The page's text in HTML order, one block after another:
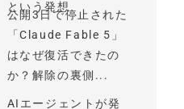
という発想
公開3日で停止された
「Claude Fable 5」
はなぜ復活できたの
か？解除の裏側...
AIエージェントが発